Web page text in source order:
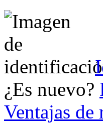
¿Es nuevo?
Ventajas de